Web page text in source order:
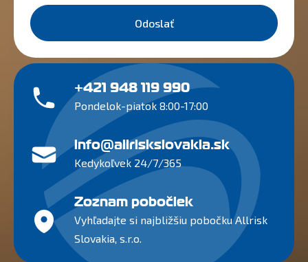
Odoslať
+421 948 119 990
Pondelok-piatok 8:00-17:00
info@allriskslovakia.sk
Kedykoľvek 24/7/365
Zoznam pobočiek
Vyhľadajte si najbližšiu pobočku Allrisk
Slovakia, s.r.o.